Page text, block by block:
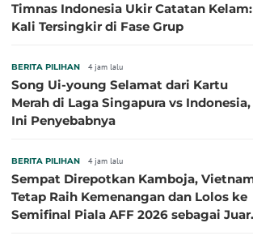
Timnas Indonesia Ukir Catatan
Kali Tersingkir di Fase Grup
BERITA PILIHAN 4 jam lalu
Song Ui-young Selamat dari Kartu
Merah di Laga Singapura vs Indonesia,
Ini Penyebabnya
BERITA PILIHAN 4 jam lalu
Sempat Direpotkan Kamboja,
Tetap Raih Kemenangan dan Lolos ke
Semifinal Piala AFF 2026 sebagai